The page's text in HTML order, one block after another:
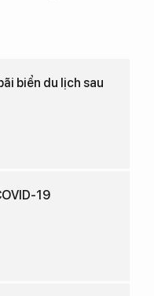
biển du lịch sau
19